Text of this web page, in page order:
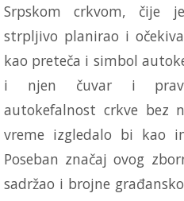
Srpskom crkvom, čije
strpljivo planirao i
kao preteča i simbol
i njen čuvar i
autokefalnost crkve bez
vreme izgledalo bi kao
Poseban značaj ovog
sadržao i brojne